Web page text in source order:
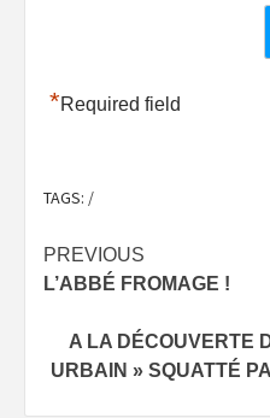
*Required field
TAGS: /
Post
navigation
PREVIOUS
L’ABBÉ FROMAGE !
A LA DÉCOUVERTE
URBAIN » SQUATTÉ